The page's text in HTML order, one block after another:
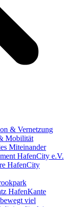
& Vernetzung
Mobilität
Miteinander
HafenCity e.V.
HafenCity
HafenKante
viel